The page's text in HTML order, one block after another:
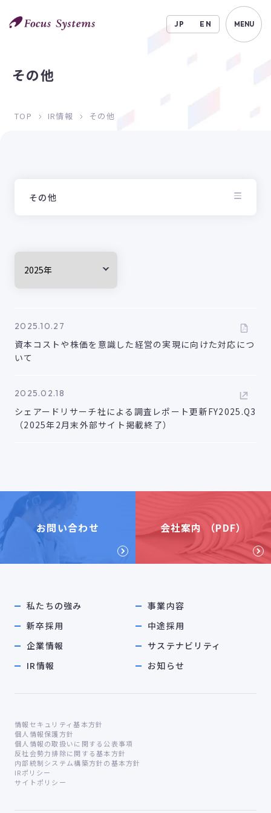
JP EN MENU
その他
TOP IR情報 その他
その他
2025.10.27
資本コストや株価を意識した経営の実現に向けた対応につ
いて
2025.02.18
シェアードリサーチ社による調査レポート更新FY2025.Q3
（2025年2月末外部サイト掲載終了）
お問い合わせ 会社案内 （PDF）
私たちの強み
事業内容
新卒採用
中途採用
企業情報
サステナビリティ
IR情報
お知らせ
情報セキュリティ基本方針
個人情報保護方針
個人情報の取扱いに関する公表事項
反社会勢力排除に関する基本方針
内部統制システム構築方針の基本方針
IRポリシー
サイトポリシー